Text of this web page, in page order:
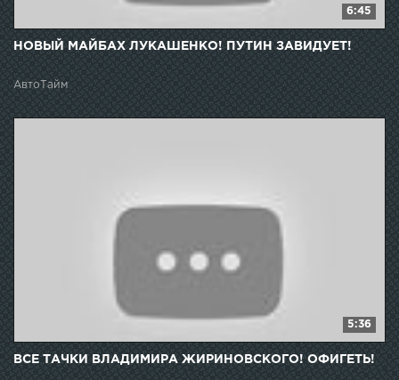
6:45
НОВЫЙ МАЙБАХ ЛУКАШЕНКО! ПУТИН ЗАВИДУЕТ!
АвтоТайм
5:36
ВСЕ ТАЧКИ ВЛАДИМИРА ЖИРИНОВСКОГО! ОФИГЕТЬ!